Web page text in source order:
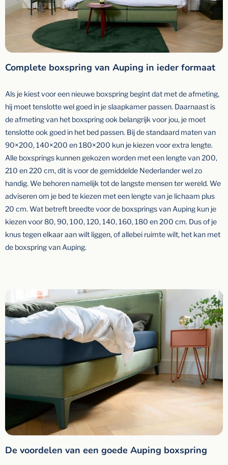
Complete boxspring van Auping in ieder formaat
Als je kiest voor een nieuwe boxspring begint dat met de afmeting,
hij moet tenslotte wel goed in je slaapkamer passen. Daarnaast is
de afmeting van het boxspring ook belangrijk voor jou, je moet
tenslotte ook goed in het bed passen. Bij de standaard maten van
90×200, 140×200 en 180×200 kun je kiezen voor extra lengte.
Alle boxsprings kunnen gekozen worden met een lengte van 200,
210 en 220 cm, dit is voor de gemiddelde Nederlander wel zo
handig. We behoren namelijk tot de langste mensen ter wereld. We
adviseren om je bed te kiezen met een lengte van je lichaam plus
20 cm. Wat betreft breedte voor de boxsprings van Auping kun je
kiezen voor 80, 90, 100, 120, 140, 160, 180 en 200 cm. Dus of je
knus tegen elkaar aan wilt liggen, of allebei ruimte wilt, het kan met
de boxspring van Auping.
De voordelen van een goede Auping boxspring